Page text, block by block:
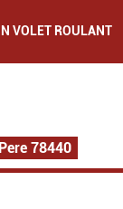
VOLET ROULANT
78440